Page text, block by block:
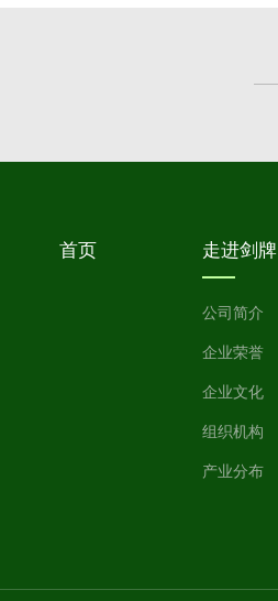
首页 走进剑牌
公司简介
企业荣誉
企业文化
组织机构
产业分布